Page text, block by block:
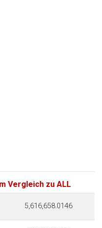
Vergleich zu ALL
5,616,658.0146